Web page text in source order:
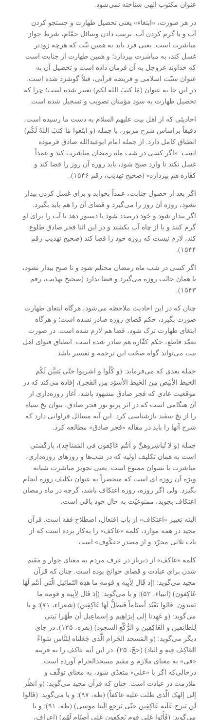
عنوان مکتوب الهی شناخته نمی‌شود.
در هر صورت، «ابتغاء» یعنی تحصیل طهارت و جستجو کردن
آب و یا گرم کردن آب. ترتیب دادن وسائل حمّام، شرط جواز
مباشرت است. یعنی فرد باید به همین نیّت که هرچه زودتر
غسل کند، به مباشرت بپردازد؛ و همین طهارت از جنابت است
که خداوند عزوجل به آن فرمان داده است و تحصیل آن به
عنوان سنّت اسلامی و فریضه قرآنی، قبلاً گوشزد شده است.
در این جا به عنوان (مَا کتبَ الله لکم) تعبیر شده است؛ چرا که
تحصیل طهارت به سود مؤمنان تصویب و تسجیل شده است.
احادیثی که از اهل بیت علیهم السلام به دست ما رسیده است،
دقیقاً براساس شرح مزبور، با جمله (و ابتَغوا مَا کتبَ اللهُ لَکُم)
انطباق کامل دارد. از جمله امام ابوعبدالله صادق فرموده
است: «اگر کسی در شب ماه رمضان مباشرت کند و عمداً
غسل نکند تا وارد صبح شود، باید روزه آن روز را قضا کند و
کفّاره هم بپردازد» (صحیح تهذیب، رقم ۱۵۴۶).
اگر بعد از حصول جنابت، عمداً بخوابد و برای غسل کردن بیدار
نشود، روزه آن روز را می‌گیرد و قضای آن را هم باید بگیرد.
اگر بیدار شود و خود درصدد شود یا دستور دهد تا آب را برای او
گرم کنند و یا از چاه آب بکشند و در این اثنا فجر صادق طلوع
کند، لازم نیست که روزه خود را قضا کند (صحیح تهذیب رقم
۱۵۴۴).
اگر کسی در شب ماه رمضان محتلم شود و تا صبح بیدار نشود،
با همان حالت روزه می‌گیرد و قضا ندارد (صحیح تهذیب، رقم
۱۵۴۳).
چنان که در این احادیث ملاحظه می‌شود، هرگاه ابتغای طهارت
صورت بگیرد، حکم قضای روزه صادر نشده است؛ و هرگاه
ابتغای طهارت ترک شود، قضا هم لازم شده است. در صورت
تعمّد قاطع، حکم کفّاره هم صادر شده است. انطباق فتوای اهل
بیت می‌تواند گواه صحّت این ترجمه و تفسیر باشد.
جمله بعدی که می‌فرماید: (و کُلُوا و اشربوا حتّی یَتبیَّن لَکُم
الخیط الأبیَض مِن الخَیط الأسوَد مِن الفَجر)، إفاده می‌کند که در
موقعیت عادی که فجر صادق مشهود باشد، آغاز روزه‌داری از
آن هنگامی است که در اثر پرتو نور فجر صادق، بتوان نخ سیاه
را از نخ سفید بازشناسی کرد. این آیه مسائل فراوانی دارد که
شرح آنها را باید در مقاله «فجر صادق» مطالعه کرد.
جمله (و لا تُباشِروهنَّ و أنتُم عَاکِفون فی المَسَاجِد)، بازگشتی
است به همان تکلیف اولیه که در شب‌ها و روزهای روزه‌داری،
مباشرت با نسوان ممنوع است. یعنی تجویز مباشرت شبانه
ویژه آن روزه ای است که منحصراً به عنوان تکلیف روزه انجام
بگیرد. ولی اگر روزه، روزه اعتکاف باشد، گرچه در ماه رمضان
اعتکاف بجوید، ممنوعیّت به حال خود باقی است.
البته تعبیر «اعتکاف» از باب افتعال، اصطلاح فقه است. قرآن
مجید در همه موارد، کلمه «عاکف» را به‌کار برده است که از
باب ثلاثی مجرّد و از مصدر «عکُوف» است.
کلمه «عاکف» از دیرباز در عرف مردم به معنای جِوار و مقیم
شدن برای عبادت و قضای حوائج بوده است. چنان که قرآن
مجید می‌گوید: (إذ قَال لِأبِیه و قومه ما هذِه التَماثِیل الّتی أنتُم لَهَا
عَاکِفون) (انبیاء، ۵۲)؛ و یا می‌گوید: (إذ قَال لِأبِیه و قومه ما
تَعبدون. قَالوا نَعْبُد أصنَاماً فَنظلُّ لَهَا عَاکِفِین) (شعراء، ۷۱)؛ و یا
می‌گوید: (و عَهِدنا إلی إبرَاهِیم و إسماعِیل أن طَهّرا بَیتی
لِلطائِفین و العَاکِفِین و الرُّکَّع السجود) (بقره، ۱۲۵). در جای
دیگر می‌گوید: (و المَسجد الحَرام الَّذی جَعَلناه لِلنَّاس سَواءً
العَاکِف فِیهِ و الباد) (حجّ، ۲۵). در این آیه عاکف را به قرینه
«فی» به معنای ملازم و مقیم مسجدالحرام آورده است.
درحالی‌که اگر با «علی» متعدّی شود، به معنای توقّف و
ملازمت در عبادت است. چنان که قرآن مجید می‌گوید: (و انظُر
إلی إلهک الَّذی ظلت علیه عاکفاً) (طه، ۹۷)؛ و یا می‌گوید: (قَالوا
لَن نَبرح عَلَیه عَاکِفِین حتّی یَرجع إلَینا موسی) (طه، ۹۱)؛ و یا
می‌گوید: (فَأَتَوا عَلی قوم یَعکفون عَلی أصنَام لَهُم) (اعراف،